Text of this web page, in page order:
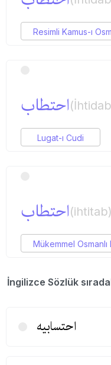
Resimli Kamus-ı
احتطاب
Lugat-ı Cudi
احتطاب(ihtitab)
Mükemmel Osmanlı
İngilizce Sözlük
احتسابیه